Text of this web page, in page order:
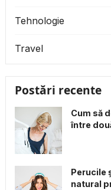
Tehnologie
Travel
Postări recente
Cum să
între
Perucile
natural